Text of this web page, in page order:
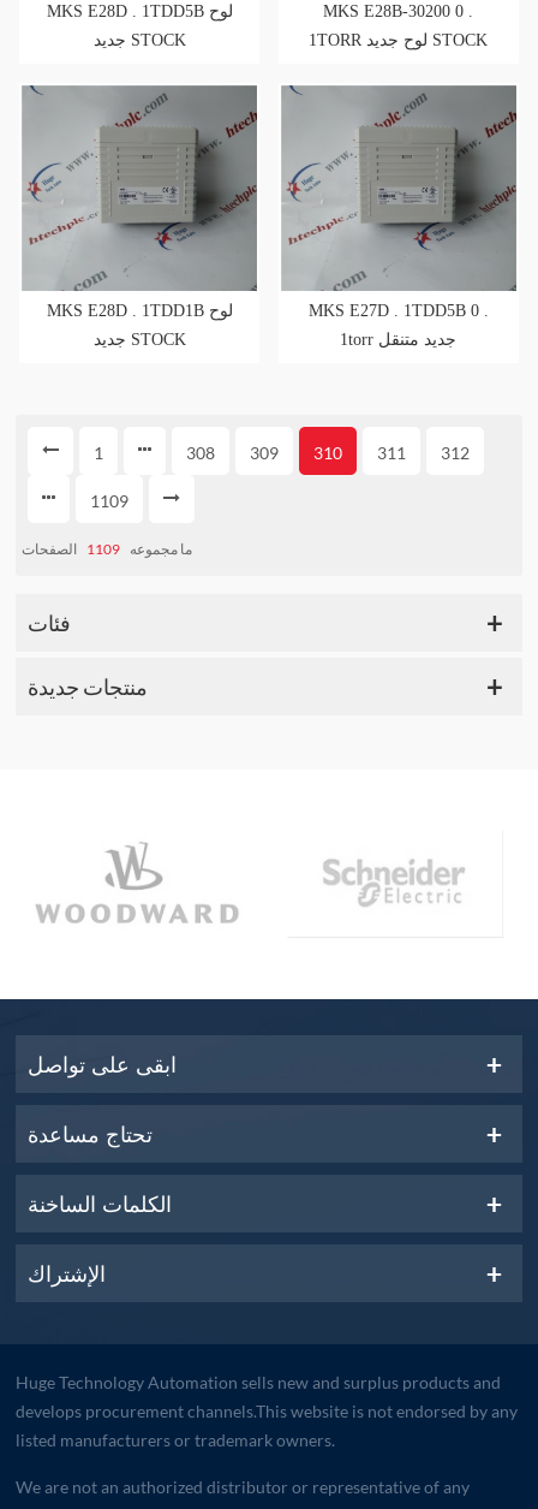
MKS E28D . 1TDD5B لوح
جديد STOCK
MKS E28B-30200 0 .
1TORR لوح جديد STOCK
MKS E28D . 1TDD1B لوح
جديد STOCK
MKS E27D . 1TDD5B 0 .
1torr جديد متنقل
1 308 309 310 311 312
1109
ما مجموعه 1109 الصفحات
فئات
منتجات جديدة
ابقى على تواصل
تحتاج مساعدة
الكلمات الساخنة
الإشتراك
Huge Technology Automation sells new and surplus products and
develops procurement channels.This website is not endorsed by any
listed manufacturers or trademark owners.
We are not an authorized distributor or representative of any